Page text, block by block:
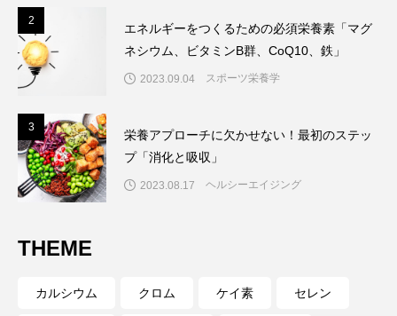
2
エネルギーをつくるための必須栄養素「マグ
ネシウム、ビタミンB群、CoQ10、鉄」
2023.09.04 スポーツ栄養学
3
栄養アプローチに欠かせない！最初のステッ
プ「消化と吸収」
2023.08.17 ヘルシーエイジング
THEME
カルシウム クロム ケイ素 セレン